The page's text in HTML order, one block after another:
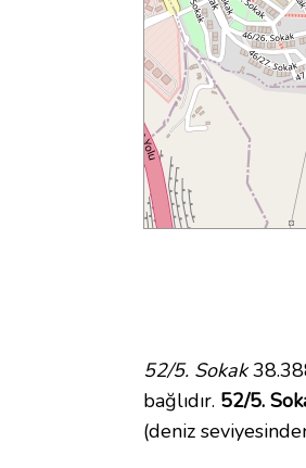
52/5. Sokak
bağlıdır. 52/5.
(deniz